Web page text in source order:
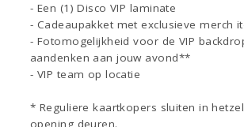
- Een (1) Disco VIP laminate
- Cadeaupakket met exclusieve merch
- Fotomogelijkheid voor de VIP
aandenken aan jouw avond**
- VIP team op locatie
* Reguliere kaartkopers sluiten in
opening deuren.